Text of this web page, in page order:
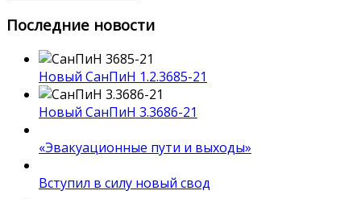
Последние новости
Новый СанПиН 1.2.3685-21
Новый СанПиН 3.3686-21
«Эвакуационные пути и выходы»
Вступил в силу новый свод